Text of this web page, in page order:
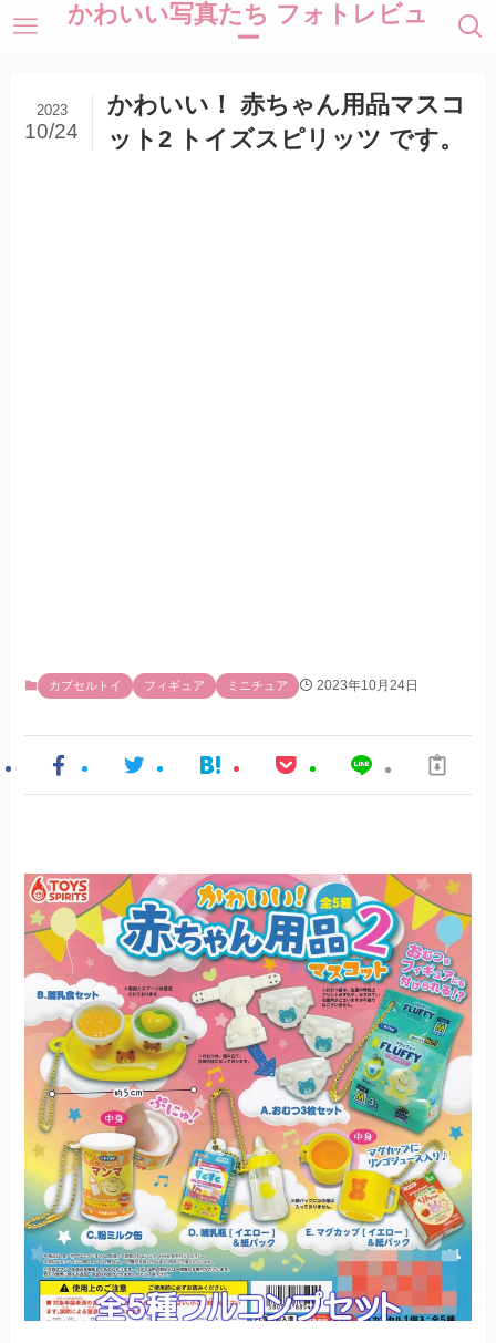
かわいい写真たち フォトレビュ
ー
かわいい！ 赤ちゃん用品マスコ
ット2 トイズスピリッツ です。
2023
10/24
カプセルトイ フィギュア ミニチュア 2023年10月24日